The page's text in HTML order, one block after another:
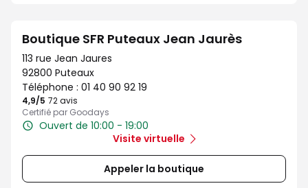
Boutique SFR Puteaux Jean Jaurès
113 rue Jean Jaures
92800 Puteaux
Téléphone : 01 40 90 92 19
4,9/5 Note de 4.9 sur 5
72 avis
Certifié par Goodays
Ouvert de 10:00 - 19:00
Visite virtuelle
Appeler la boutique